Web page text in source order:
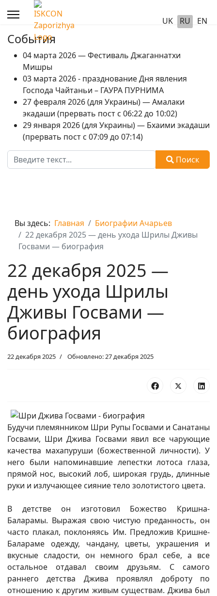
UK RU EN
События
04 марта 2026 — Фестиваль Джаганнатхи
Мишры
03 марта 2026 - празднование Дня явления
Господа Чайтаньи – ГАУРА ПУРНИМА
27 февраля 2026 (для Украины) — Амалаки
экадаши (прервать пост с 06:22 до 10:02)
29 января 2026 (для Украины) — Бхаими экадаши
(прервать пост с 07:09 до 07:14)
Поиск
Поиск
Вы здесь: Главная
Биографии Ачарьев
22 декабря 2025 — день ухода Шрилы Дживы
Госвами — биография
22 декабря 2025 —
день ухода Шрилы
Дживы Госвами —
биография
22 декабря 2025 Обновлено: 27 декабря 2025
Будучи племянником Шри Рупы Госвами и Санатаны
Госвами, Шри Джива Госвами явил все чарующие
качества махапуруши (божественной личности). У
него были напоминавшие лепестки лотоса глаза,
прямой нос, высокий лоб, широкая грудь, длинные
руки и излучающее сияние тело золотистого цвета.
В детстве он изготовил Божество Кришна-
Баларамы. Выражая свою чистую преданность, он
часто плакал, поклоняясь Им. Предложив Кришне-
Балараме одежду, чандану, цветы, украшения и
вкусные сладости, он немного брал себе, а все
остальное отдавал своим друзьям. С самого
раннего детства Джива проявлял доброту по
отношению к другим живым существам. Джива был